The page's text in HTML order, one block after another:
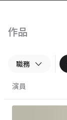
作品
職務
演員